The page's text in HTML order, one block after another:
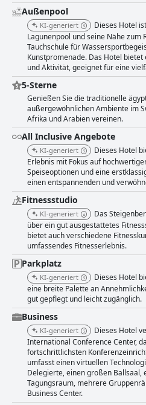
Außenpool
KI-generiert
Dieses Hotel
Lagunenpool und seine Nähe zum
Tauchschule für
Kunstpromenade. Das Hotel
und Aktivität, geeignet für eine
5-Sterne
Genießen Sie die traditionelle
außergewöhnlichen Ambiente im
Afrika und Arabien vereinen.
All Inclusive Angebote
KI-generiert
Dieses Hotel
Erlebnis mit Fokus auf
Speiseoptionen und eine
einen entspannenden und
Fitnessstudio
KI-generiert
Das
über ein gut ausgestattetes
bietet auch verschiedene
umfassendes Fitnesserlebnis.
Parkplatz
KI-generiert
Dieses Hotel
eine breite Palette an
gut gepflegt und leicht zugänglich.
Business
KI-generiert
Dieses Hotel
International Conference Center,
fortschrittlichsten
umfasst einen virtuellen
Delegierte, einen großen Ballsaal,
Tagungsraum, mehrere
Business Center.